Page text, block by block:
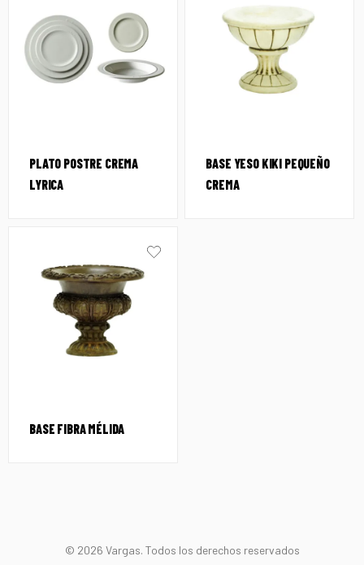
PLATO POSTRE CREMA
LYRICA
BASE YESO KIKI PEQUEÑO
CREMA
BASE FIBRA MÉLIDA
© 2026 Vargas. Todos los derechos reservados